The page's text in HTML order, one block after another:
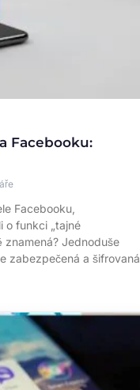
Facebooku:
Facebooku,
o funkci „tajné
znamená? Jednoduše
zabezpečená a šifrovaná